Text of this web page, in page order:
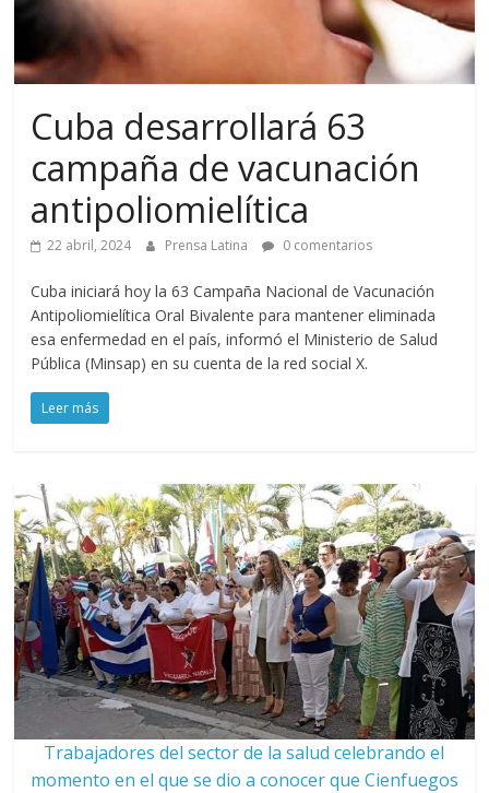
Cuba desarrollará 63
campaña de vacunación
antipoliomielítica
22 abril, 2024 Prensa Latina 0 comentarios
Cuba iniciará hoy la 63 Campaña Nacional de Vacunación
Antipoliomielítica Oral Bivalente para mantener eliminada
esa enfermedad en el país, informó el Ministerio de Salud
Pública (Minsap) en su cuenta de la red social X.
Leer más
Trabajadores del sector de la salud celebrando el
momento en el que se dio a conocer que Cienfuegos